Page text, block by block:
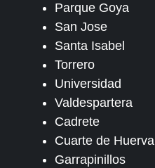
Parque Goya
San Jose
Santa Isabel
Torrero
Universidad
Valdespartera
Cadrete
Cuarte de Huerva
Garrapinillos